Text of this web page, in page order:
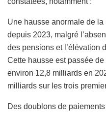
Une hausse anormale de
depuis 2023, malgré
des pensions et l’élévation
Cette hausse est passée
environ 12,8 milliards en
milliards sur les trois
Des doublons de